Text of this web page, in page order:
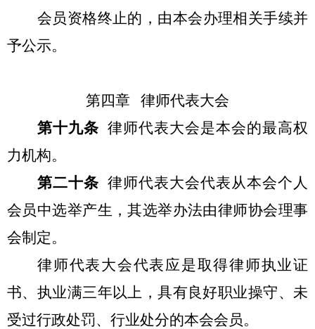
会员资格终止的，由本会办理相关手续并
予公示。
第四章 律师代表大会
第十九条 律师代表大会是本会的最高权
力机构。
第二十条 律师代表大会代表从本会个人
会员中选举产生，其选举办法由律师协会理事
会制定。
律师代表大会代表应是取得律师执业证
书、执业满三年以上，具有良好职业操守、未
受过行政处罚、行业处分的本会会员。